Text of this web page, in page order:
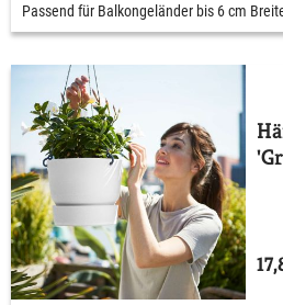
Passend für Balkongeländer bis 6 cm